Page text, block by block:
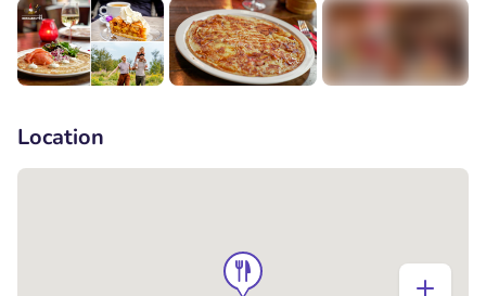
Location